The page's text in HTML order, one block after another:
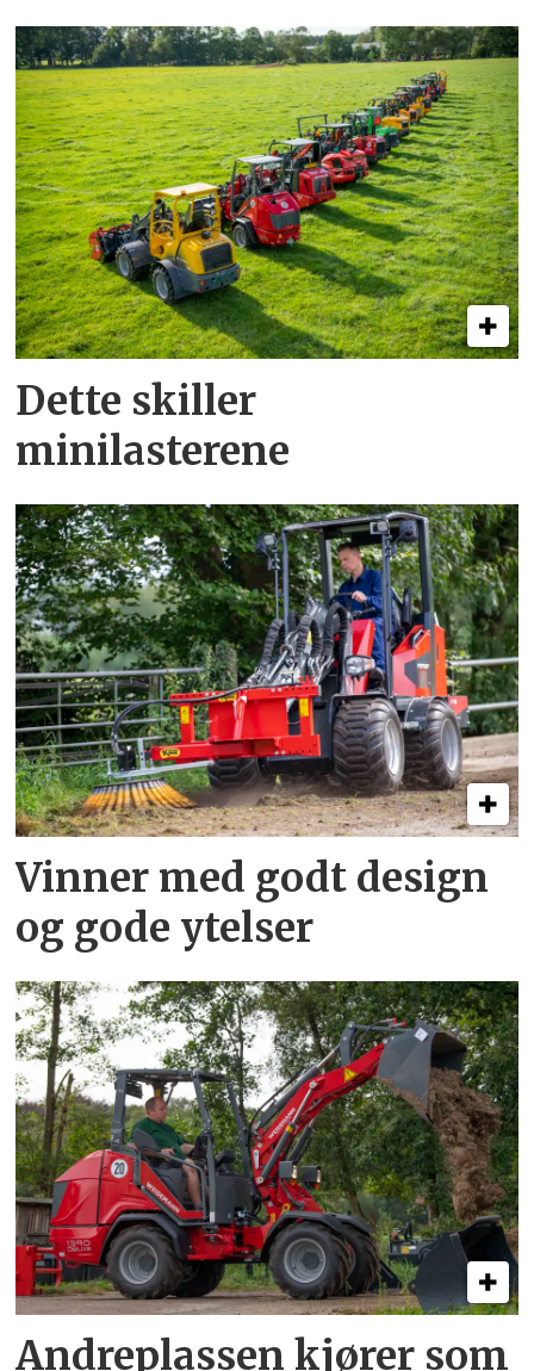
Dette skiller
minilasterene
Vinner med godt design
og gode ytelser
Andreplassen kjører som